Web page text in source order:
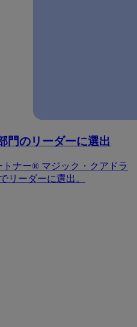
門のリーダーに選出
トナー® マジック・クアドラ
リーダーに選出。